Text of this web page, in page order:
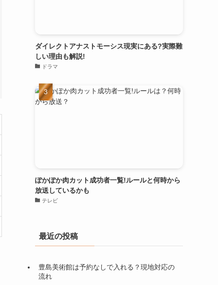
ダイレクトアナストモーシス現実にある?実際難
しい理由も解説!
ドラマ
ぽかぽか肉カット成功者一覧!ルールと何時から
放送しているかも
テレビ
最近の投稿
豊島美術館は予約なしで入れる？現地対応の
流れ